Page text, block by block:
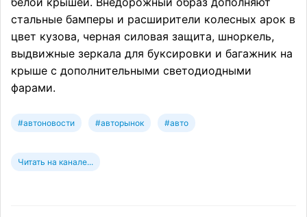
стальные бамперы и расширители колесных арок в
цвет кузова, черная силовая защита, шноркель,
выдвижные зеркала для буксировки и багажник на
крыше с дополнительными светодиодными
фарами.
#автоновости #авторынок #авто
Читать на канале...